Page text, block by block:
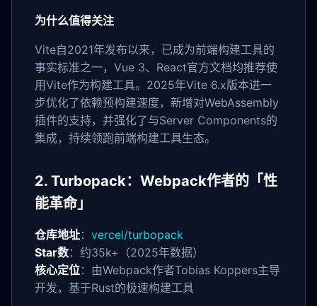
为什么值得关注
Vite自2021年发布以来，已成为前端构建工具的
事实标准之一，Vue 3、React官方文档均推荐使
用Vite作为构建工具。2025年Vite 6.x版本进一
步优化了依赖预构建速度，新增对WebAssembly
插件的支持，并强化了与Server Components的
集成，持续领跑前端构建工具生态。
2. Turbopack：Webpack作者的「性
能革命」
仓库地址： vercel/turbopack
Star数：约35k+（2025年数据）
核心定位：由Webpack作者Tobias Koppers主导
开发，基于Rust的极速构建工具